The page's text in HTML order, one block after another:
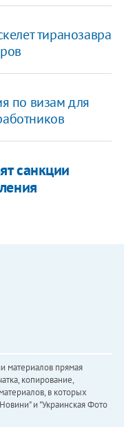
тиранозавра
по визам для
санкции
материалов прямая
копирование,
в которых
и "Украинская Фото